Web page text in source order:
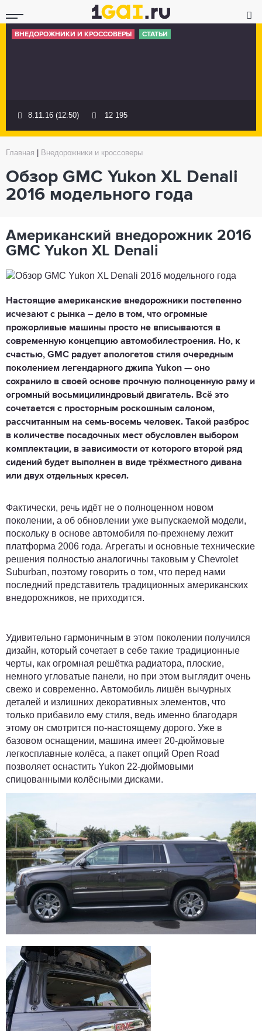
ВНЕДОРОЖНИКИ И КРОССОВЕРЫ СТАТЬИ
8.11.16 (12:50) 12 195
Главная Внедорожники и кроссоверы
Обзор GMC Yukon XL Denali
2016 модельного года
Американский внедорожник 2016
GMC Yukon XL Denali
Настоящие американские внедорожники постепенно
исчезают с рынка – дело в том, что огромные
прожорливые машины просто не вписываются в
современную концепцию автомобилестроения. Но, к
счастью, GMC радует апологетов стиля очередным
поколением легендарного джипа Yukon — оно
сохранило в своей основе прочную полноценную раму и
огромный восьмицилиндровый двигатель. Всё это
сочетается с просторным роскошным салоном,
рассчитанным на семь-восемь человек. Такой разброс
в количестве посадочных мест обусловлен выбором
комплектации, в зависимости от которого второй ряд
сидений будет выполнен в виде трёхместного дивана
или двух отдельных кресел.
Фактически, речь идёт не о полноценном новом
поколении, а об обновлении уже выпускаемой модели,
поскольку в основе автомобиля по-прежнему лежит
платформа 2006 года. Агрегаты и основные технические
решения полностью аналогичны таковым у Chevrolet
Suburban, поэтому говорить о том, что перед нами
последний представитель традиционных американских
внедорожников, не приходится.
Удивительно гармоничным в этом поколении получился
дизайн, который сочетает в себе такие традиционные
черты, как огромная решётка радиатора, плоские,
немного угловатые панели, но при этом выглядит очень
свежо и современно. Автомобиль лишён вычурных
деталей и излишних декоративных элементов, что
только прибавило ему стиля, ведь именно благодаря
этому он смотрится по-настоящему дорого. Уже в
базовом оснащении, машина имеет 20-дюймовые
легкосплавные колёса, а пакет опций Open Road
позволяет оснастить Yukon 22-дюймовыми
спицованными колёсными дисками.